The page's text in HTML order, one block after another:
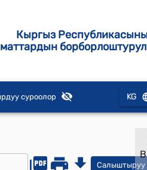
Кыргыз
суроолор KG
Салыштыруу